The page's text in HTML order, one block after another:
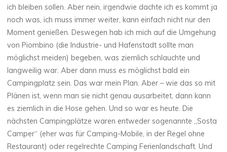
ich bleiben sollen. Aber nein, irgendwie dachte ich es kommt ja
noch was, ich muss immer weiter, kann einfach nicht nur den
Moment genießen. Deswegen hab ich mich auf die Umgehung
von Piombino (die Industrie- und Hafenstadt sollte man
möglichst meiden) begeben, was ziemlich schlauchte und
langweilig war. Aber dann muss es möglichst bald ein
Campingplatz sein. Das war mein Plan. Aber – wie das so mit
Plänen ist, wenn man sie nicht genau ausarbeitet, dann kann
es ziemlich in die Hose gehen. Und so war es heute. Die
nächsten Campingplätze waren entweder sogenannte „Sosta
Camper“ (eher was für Camping-Mobile, in der Regel ohne
Restaurant) oder regelrechte Camping Ferienlandschaft. Und